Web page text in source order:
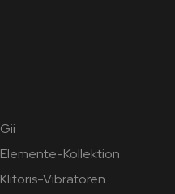
Gii
Elemente-Kollektion
Klitoris-Vibratoren